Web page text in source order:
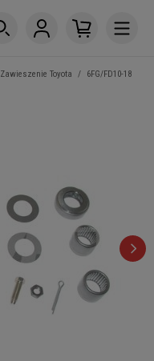
Zawieszenie Toyota / 6FG/FD10-18